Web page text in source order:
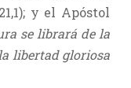
y el Apóstol
se librará de la
libertad gloriosa